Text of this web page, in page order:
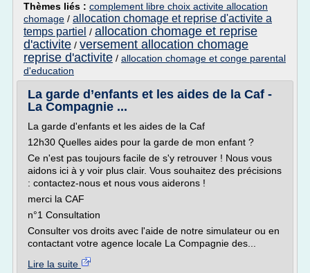
Thèmes liés : complement libre choix activite allocation
chomage / allocation chomage et reprise d'activite a
temps partiel / allocation chomage et reprise
d'activite / versement allocation chomage
reprise d'activite / allocation chomage et conge parental
d'education
La garde d’enfants et les aides de la Caf -
La Compagnie ...
La garde d'enfants et les aides de la Caf
12h30 Quelles aides pour la garde de mon enfant ?
Ce n'est pas toujours facile de s'y retrouver ! Nous vous
aidons ici à y voir plus clair. Vous souhaitez des précisions
: contactez-nous et nous vous aiderons !
merci la CAF
n°1 Consultation
Consulter vos droits avec l'aide de notre simulateur ou en
contactant votre agence locale La Compagnie des...
Lire la suite